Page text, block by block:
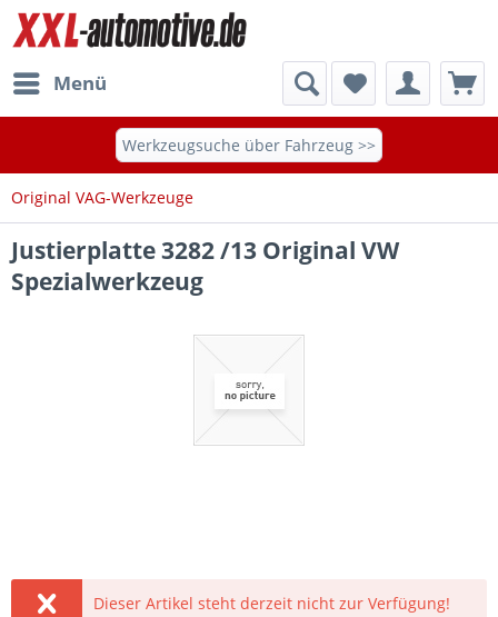
Menü
Werkzeugsuche über Fahrzeug >>
Original VAG-Werkzeuge
Justierplatte 3282 /13 Original VW
Spezialwerkzeug
Dieser Artikel steht derzeit nicht zur Verfügung!